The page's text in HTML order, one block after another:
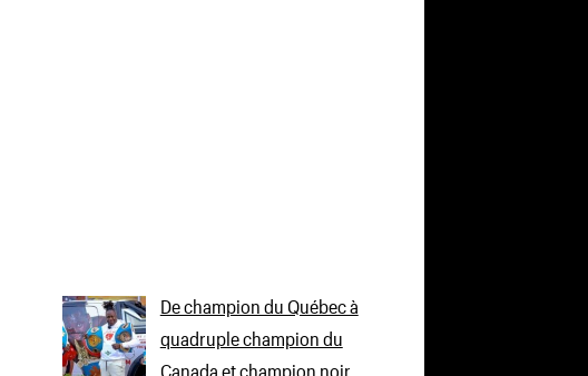
De champion du Québec à
quadruple champion du
Canada et champion noir